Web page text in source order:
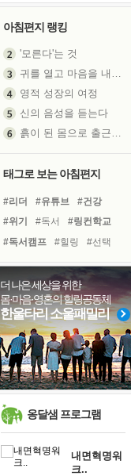
아침편지 랭킹
'모른다'는 것
영적 성장의 여정
신의 음성을 듣는다
처음 손을 잡았던 날
꿈이 실제가 되는 것
'말 타는 법'을 먼저
졸업식 사진을 보며
극심한 변비, 어깨결림, 수면 장애
아픈 아버지를 위한 공간 설계
슬럼프
보고 싶은 어머니
유년 시절의 부산 영도 바다
못된 꼰대들
너무 황홀한 꽃들이여!
'모른다'는 것
태그로 보는 아침편지
#리더 #유튜브
#건강
#위기
#독서
#링컨학교
#독서캠프
#힐링
#선택
#비전캠프
#명상
#경험
#아이들
#도움
#다짐
#면역력
#친구
#사람
#희망
#삶 #계획 #나눔
더 나은 세상을 위한
몸·마음·영혼의 힐링공동체
한울타리 소울패밀리
옹달샘 프로그램
내면혁명워
크..